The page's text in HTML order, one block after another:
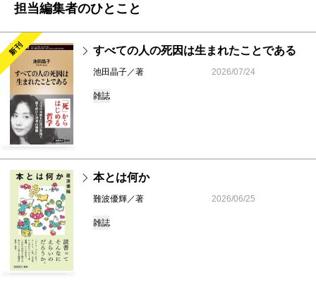
担当編集者のひとこと
新刊 すべての人の死因は生まれたことである
池田晶子／著 2026/07/24
雑誌
本とは何か
難波優輝／著 2026/06/25
雑誌